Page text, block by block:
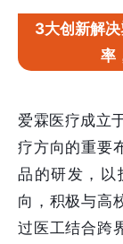
3大创新解
率
爱霖医疗成立
疗方向的重要
品的研发，以
向，积极与高
过医工结合跨